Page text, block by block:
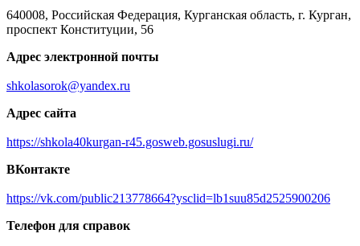
640008, Российская Федерация, Курганская область, г. Курган,
проспект Конституции, 56
Адрес электронной почты
shkolasorok@yandex.ru
Адрес сайта
https://shkola40kurgan-r45.gosweb.gosuslugi.ru/
ВКонтакте
https://vk.com/public213778664?ysclid=lb1suu85d2525900206
Телефон для справок